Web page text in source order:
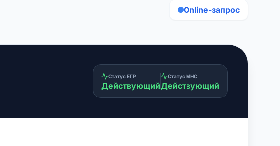
Online-запрос
Статус ЕГР
Действующий
Статус МНС
Действующий